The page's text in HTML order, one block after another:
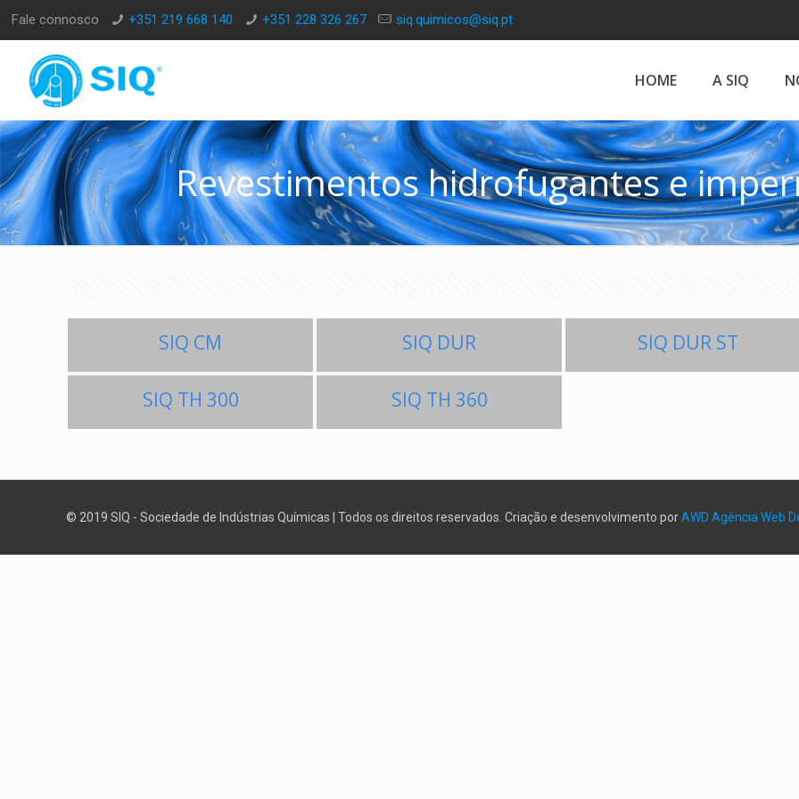
Fale connosco +351 219 668 140 +351 228 326 267 siq.quimicos@siq.pt
HOME A SIQ
Revestimentos hidrofugantes e
SIQ CM SIQ DUR SIQ DUR ST
SIQ TH 300 SIQ TH 360
© 2019 SIQ - Sociedade de Indústrias Químicas | Todos os direitos reservados. Criação e desenvolvimento porAWD Agência Web